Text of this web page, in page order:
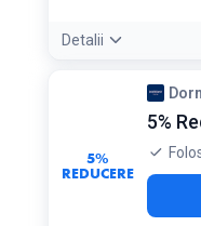
Detalii
Valabil doar
5%
REDUCERE
5%